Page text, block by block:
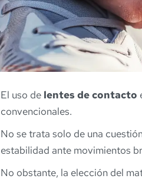
El uso de lentes de contacto
convencionales.
No se trata solo de una
estabilidad ante movimientos
No obstante, la elección del